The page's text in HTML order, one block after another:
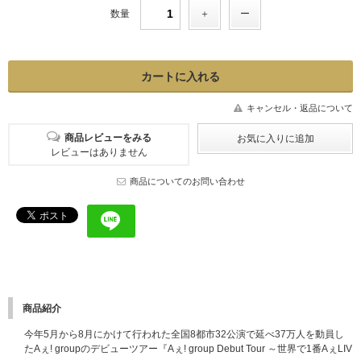
数量
キャンセル・返品について
商品レビューをみる
レビューはありません
商品についてのお問い合わせ
商品紹介
今年5月から8月にかけて行われた全国8都市32公演で延べ37万人を動員し
たAぇ! groupのデビューツアー『Aぇ! group Debut Tour ～世界で1番AぇLIV